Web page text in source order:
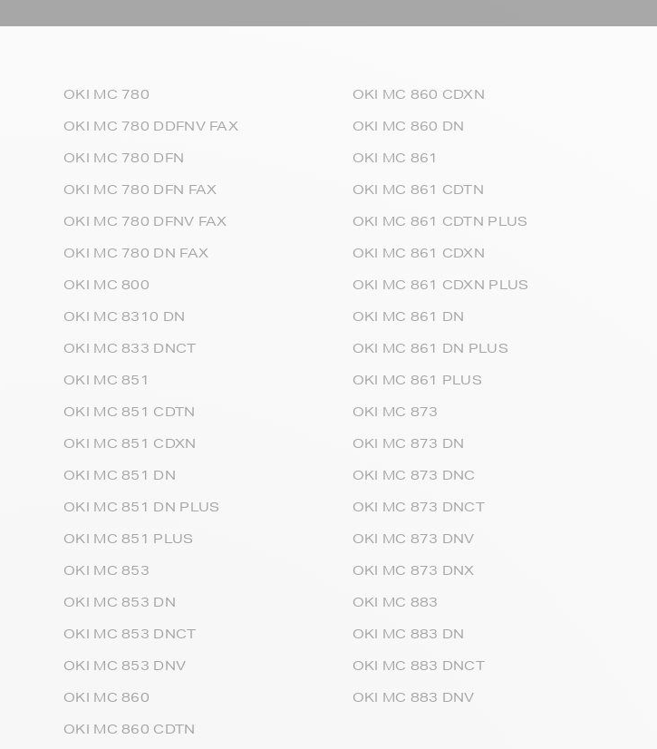
OKI MC 780
OKI MC 780 DDFNV FAX
OKI MC 780 DFN
OKI MC 780 DFN FAX
OKI MC 780 DFNV FAX
OKI MC 780 DN FAX
OKI MC 800
OKI MC 8310 DN
OKI MC 833 DNCT
OKI MC 851
OKI MC 851 CDTN
OKI MC 851 CDXN
OKI MC 851 DN
OKI MC 851 DN PLUS
OKI MC 851 PLUS
OKI MC 853
OKI MC 853 DN
OKI MC 853 DNCT
OKI MC 853 DNV
OKI MC 860
OKI MC 860 CDTN
OKI MC 860 CDXN
OKI MC 860 DN
OKI MC 861
OKI MC 861 CDTN
OKI MC 861 CDTN PLUS
OKI MC 861 CDXN
OKI MC 861 CDXN PLUS
OKI MC 861 DN
OKI MC 861 DN PLUS
OKI MC 861 PLUS
OKI MC 873
OKI MC 873 DN
OKI MC 873 DNC
OKI MC 873 DNCT
OKI MC 873 DNV
OKI MC 873 DNX
OKI MC 883
OKI MC 883 DN
OKI MC 883 DNCT
OKI MC 883 DNV